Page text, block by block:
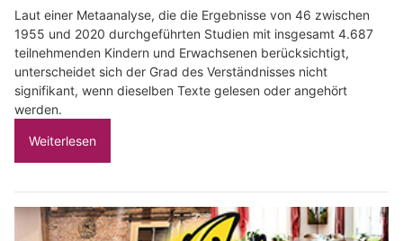
Laut einer Metaanalyse, die die Ergebnisse von 46 zwischen
1955 und 2020 durchgeführten Studien mit insgesamt 4.687
teilnehmenden Kindern und Erwachsenen berücksichtigt,
unterscheidet sich der Grad des Verständnisses nicht
signifikant, wenn dieselben Texte gelesen oder angehört
werden.
Weiterlesen